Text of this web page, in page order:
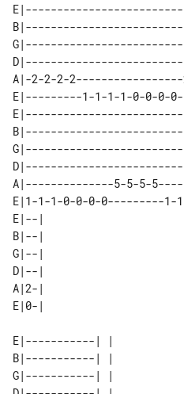
A|-2-2-2-2-----------------
E|---------1-1-1-1-0-0-0-
A|--------------5-5-5-
E|1-1-1-0-0-0-0---------1-
E|--|
B|--|
G|--|
D|--|
A|2-|
E|-----------| |
B|-----------| |
G|-----------| |